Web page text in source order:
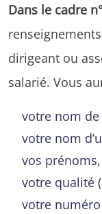
Dans le cadre
dirigeant ou
salarié. Vous
votre nom de
votre nom
vos prénoms,
votre qualité
votre